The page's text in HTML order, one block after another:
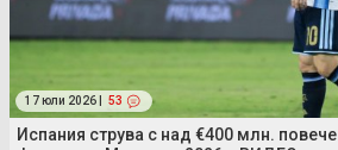
17 юли 2026 | 53
Испания струва с над €400 млн.